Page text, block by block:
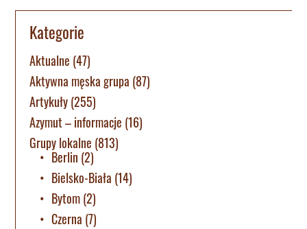
Kategorie
Aktualne (47)
Aktywna męska grupa (87)
Artykuły(255)
Azymut – informacje (16)
Grupy lokalne (813)
Berlin (2)
Bielsko-Biała (14)
Bytom(2)
Czerna (7)